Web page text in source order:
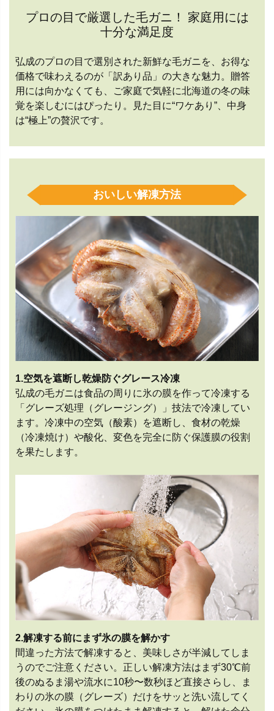
プロの目で厳選した毛ガニ！ 家庭用には
十分な満足度
弘成のプロの目で選別された新鮮な毛ガニを、お得な
価格で味わえるのが「訳あり品」の大きな魅力。贈答
用には向かなくても、ご家庭で気軽に北海道の冬の味
覚を楽しむにはぴったり。見た目に“ワケあり”、中身
は“極上”の贅沢です。
おいしい解凍方法
1.空気を遮断し乾燥防ぐグレース冷凍
弘成の毛ガニは食品の周りに氷の膜を作って冷凍する
「グレーズ処理（グレージング）」技法で冷凍してい
ます。冷凍中の空気（酸素）を遮断し、食材の乾燥
（冷凍焼け）や酸化、変色を完全に防ぐ保護膜の役割
を果たします。
2.解凍する前にまず氷の膜を解かす
間違った方法で解凍すると、美味しさが半減してしま
うのでご注意ください。正しい解凍方法はまず30℃前
後のぬるま湯や流水に10秒〜数秒ほど直接さらし、ま
わりの氷の膜（グレーズ）だけをサッと洗い流してく